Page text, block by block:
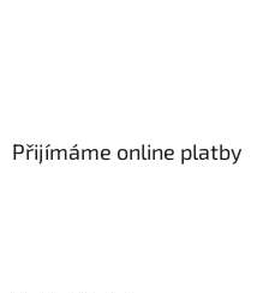
Přijímáme online platby